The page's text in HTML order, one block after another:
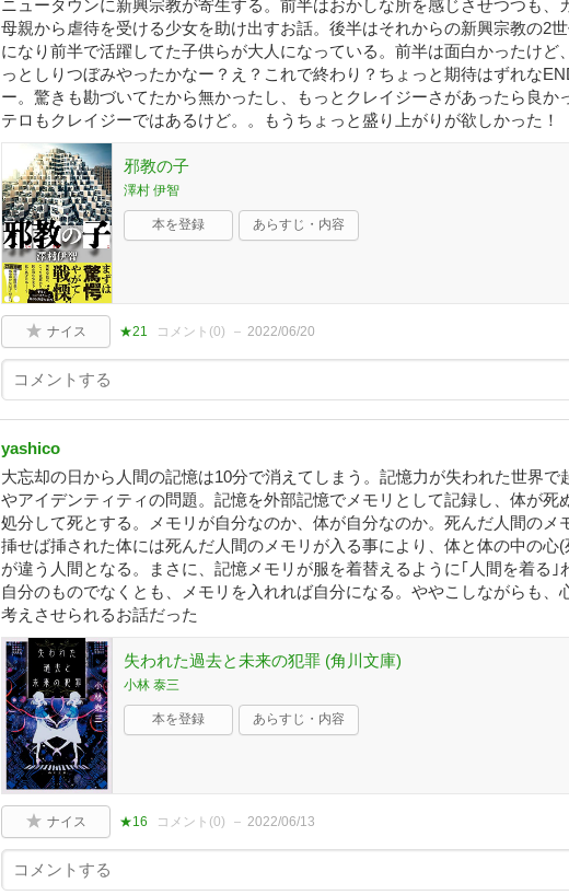
ニュータウンに新興宗教が寄生する。前半はおかしな所を感じさせつつも、
母親から虐待を受ける少女を助け出すお話。後半はそれからの新興宗教の2
になり前半で活躍してた子供らが大人になっている。前半は面白かったけど
っとしりつぼみやったかなー？え？これで終わり？ちょっと期待はずれな
ー。驚きも勘づいてたから無かったし、もっとクレイジーさがあったら良か
テロもクレイジーではあるけど。。もうちょっと盛り上がりが欲しかった！
邪教の子
澤村 伊智
本を登録 あらすじ・内容
ナイス ★21 コメント(0) 2022/06/20
yashico
大忘却の日から人間の記憶は10分で消えてしまう。記憶力が失われた世界で
やアイデンティティの問題。記憶を外部記憶でメモリとして記録し、体が死
処分して死とする。メモリが自分なのか、体が自分なのか。死んだ人間のメ
挿せば挿された体には死んだ人間のメモリが入る事により、体と体の中の心(
が違う人間となる。まさに、記憶メモリが服を着替えるように｢人間を着る｣
自分のものでなくとも、メモリを入れれば自分になる。ややこしながらも、
考えさせられるお話だった
失われた過去と未来の犯罪 (角川文庫)
小林 泰三
本を登録 あらすじ・内容
ナイス ★16 コメント(0) 2022/06/13